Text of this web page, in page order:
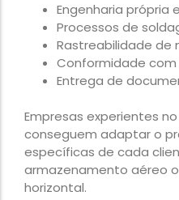
Engenharia própria
Processos de
Rastreabilidade de
Conformidade
Entrega de
Empresas experientes
conseguem adaptar o
específicas de cada
armazenamento aéreo
horizontal.